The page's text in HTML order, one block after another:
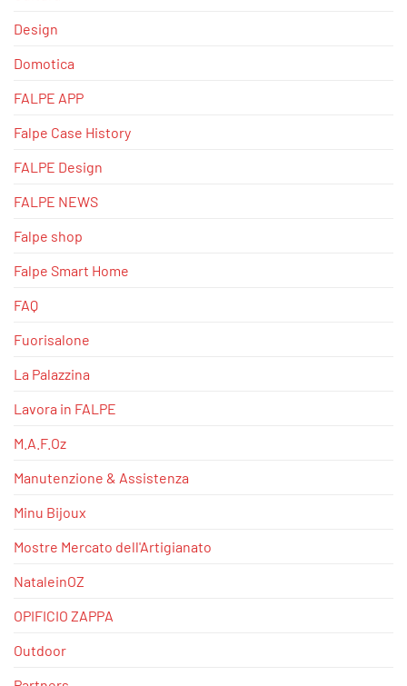
Design
Domotica
FALPE APP
Falpe Case History
FALPE Design
FALPE NEWS
Falpe shop
Falpe Smart Home
FAQ
Fuorisalone
La Palazzina
Lavora in FALPE
M.A.F.Oz
Manutenzione & Assistenza
Minu Bijoux
Mostre Mercato dell'Artigianato
NataleinOZ
OPIFICIO ZAPPA
Outdoor